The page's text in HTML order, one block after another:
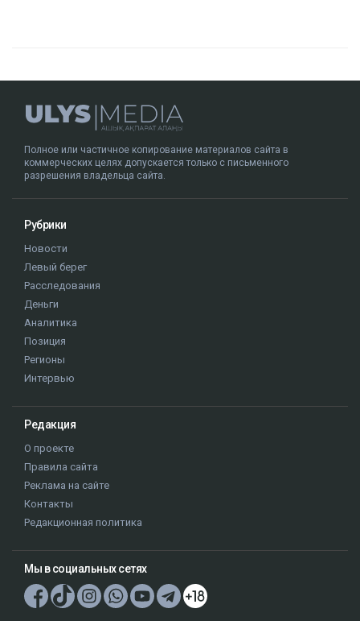
Полное или частичное копирование материалов сайта в
коммерческих целях допускается только с письменного
разрешения владельца сайта.
Рубрики
Новости
Левый берег
Расследования
Деньги
Аналитика
Позиция
Регионы
Интервью
Редакция
О проекте
Правила сайта
Реклама на сайте
Контакты
Редакционная политика
Мы в социальных сетях